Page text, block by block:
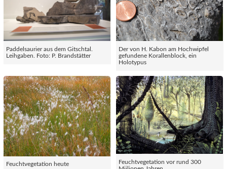
Paddelsaurier aus dem Gitschtal.
Leihgaben. Foto: P. Brandstätter
Der von H. Kabon am Hochwipfel
gefundene Korallenblock, ein
Holotypus
Feuchtvegetation heute
Feuchtvegetation vor rund 300